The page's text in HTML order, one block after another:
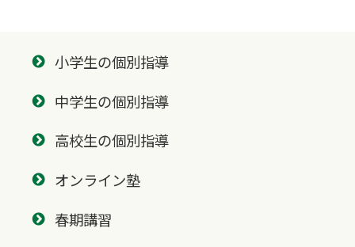
小学生の個別指導
中学生の個別指導
高校生の個別指導
オンライン塾
春期講習